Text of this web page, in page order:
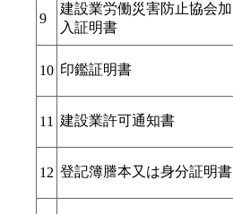
9
建設業労働災害防止協会加
入証明書
10 印鑑証明書
11 建設業許可通知書
12 登記簿謄本又は身分証明書